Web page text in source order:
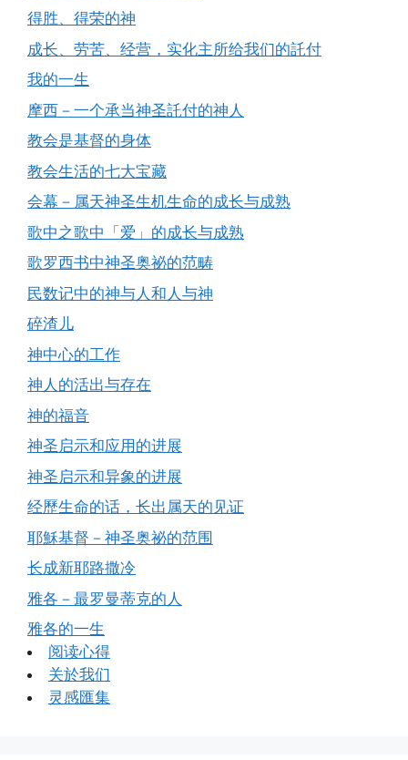
得胜、得荣的神
成长、劳苦、经营，实化主所给我们的託付
我的一生
摩西－一个承当神圣託付的神人
教会是基督的身体
教会生活的七大宝藏
会幕－属天神圣生机生命的成长与成熟
歌中之歌中「爱」的成长与成熟
歌罗西书中神圣奥祕的范畴
民数记中的神与人和人与神
碎渣儿
神中心的工作
神人的活出与存在
神的福音
神圣启示和应用的进展
神圣启示和异象的进展
经歷生命的话，长出属天的见证
耶穌基督－神圣奥祕的范围
长成新耶路撒冷
雅各－最罗曼蒂克的人
雅各的一生
阅读心得
关於我们
灵感匯集